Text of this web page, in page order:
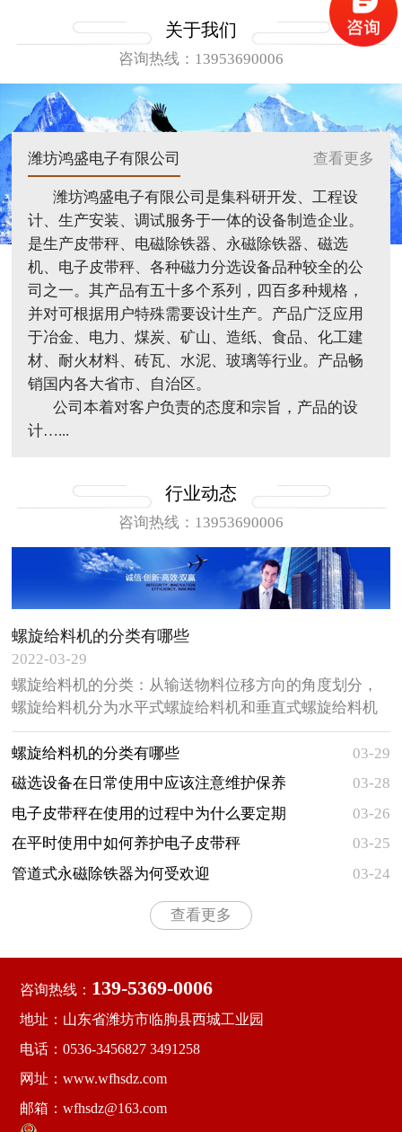
关于我们
咨询热线：13953690006
潍坊鸿盛电子有限公司 查看更多
潍坊鸿盛电子有限公司是集科研开发、工程设
计、生产安装、调试服务于一体的设备制造企业。
是生产皮带秤、电磁除铁器、永磁除铁器、磁选
机、电子皮带秤、各种磁力分选设备品种较全的公
司之一。其产品有五十多个系列，四百多种规格，
并对可根据用户特殊需要设计生产。产品广泛应用
于冶金、电力、煤炭、矿山、造纸、食品、化工建
材、耐火材料、砖瓦、水泥、玻璃等行业。产品畅
销国内各大省市、自治区。
公司本着对客户负责的态度和宗旨，产品的设
计…...
行业动态
咨询热线：13953690006
螺旋给料机的分类有哪些
2022-03-29
螺旋给料机的分类：从输送物料位移方向的角度划分，
螺旋给料机分为水平式螺旋给料机和垂直式螺旋给料机
两大类型，主要用于对各种粉状、颗粒状和小块状等松
散物料的水平输送 ...
螺旋给料机的分类有哪些
03-29
​磁选设备在日常使用中应该注意维护保养
的事项有哪些
03-28
电子皮带秤在使用的过程中为什么要定期
检查
03-26
在平时使用中如何养护电子皮带秤
03-25
管道式永磁除铁器为何受欢迎
03-24
查看更多
咨询热线： 139-5369-0006
地址：山东省潍坊市临朐县西城工业园
电话：0536-3456827 3491258
网址：www.wfhsdz.com
邮箱：wfhsdz@163.com